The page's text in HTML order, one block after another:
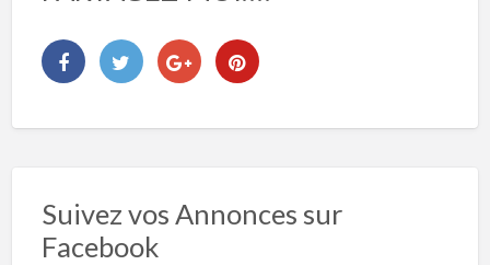
Suivez vos Annonces sur
Facebook